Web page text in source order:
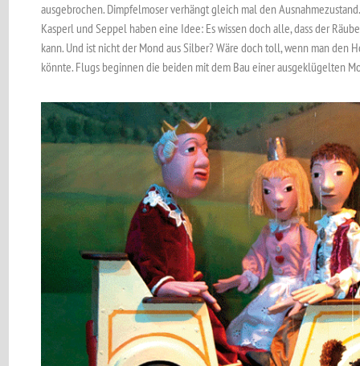
ausgebrochen. Dimpfelmoser verhängt gleich mal den
Kasperl und Seppel haben eine Idee: Es wissen doch alle, dass der
kann. Und ist nicht der Mond aus Silber? Wäre doch toll, wenn man den
könnte. Flugs beginnen die beiden mit dem Bau ­einer ausgeklügelten